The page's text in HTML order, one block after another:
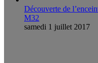
Découverte de
M32
samedi 1 juillet 2017